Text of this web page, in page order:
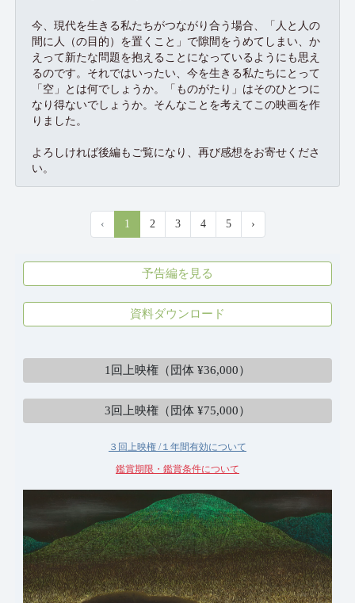
今、現代を生きる私たちがつながり合う場合、「人と人の
間に人（の目的）を置くこと」で隙間をうめてしまい、か
えって新たな問題を抱えることになっているようにも思え
るのです。それではいったい、今を生きる私たちにとって
「空」とは何でしょうか。「ものがたり」はそのひとつに
なり得ないでしょうか。そんなことを考えてこの映画を作
りました。
よろしければ後編もご覧になり、再び感想をお寄せくださ
い。
‹ 1 2 3 4 5 ›
予告編を見る
資料ダウンロード
個人 ¥800
1回上映権（団体 ¥36,000）
3回上映権（団体 ¥75,000）
３回上映権 /１年間有効について
鑑賞期限・鑑賞条件について